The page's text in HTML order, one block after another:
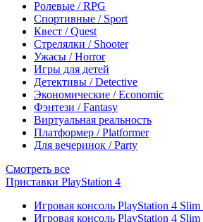
Ролевые / RPG
Спортивные / Sport
Квест / Quest
Стрелялки / Shooter
Ужасы / Horror
Игры для детей
Детективы / Detective
Экономические / Economic
Фэнтези / Fantasy
Виртуальная реальность
Платформер / Platformer
Для вечеринок / Party
Смотреть все
Приставки PlayStation 4
Игровая консоль PlayStation 4
Игровая консоль PlayStation 4